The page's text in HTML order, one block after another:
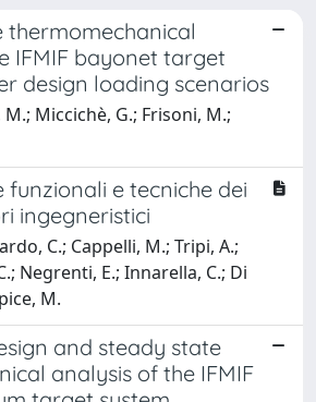
thermomechanical
IFMIF bayonet target
design loading scenarios
Miccichè, G.; Frisoni, M.;
funzionali e tecniche dei
ingegneristici
C.; Cappelli, M.; Tripi, A.;
Negrenti, E.; Innarella, C.; Di
M.
and steady state
analysis of the IFMIF